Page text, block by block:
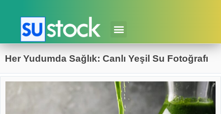
Her Yudumda Sağlık: Canlı Yeşil Su Fotoğrafı